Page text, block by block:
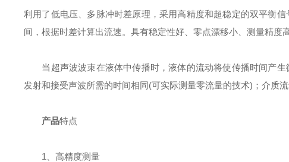
利用了低电压、多脉冲时差原理，采用高精度和超稳定的双平衡
间，根据时差计算出流速。具有稳定性好、零点漂移小、测量精度
当超声波波束在液体中传播时，液体的流动将使传播时间产生
发射和接受声波所需的时间相同(可实际测量零流量的技术)；介质
产品特点
1、高精度测量